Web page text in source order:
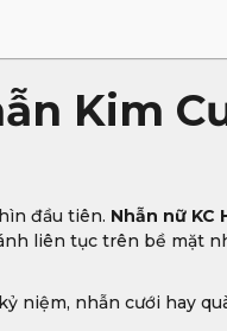
Kim
đầu tiên. Nhẫn nữ KC
liên tục trên bề mặt
niệm, nhẫn cưới hay